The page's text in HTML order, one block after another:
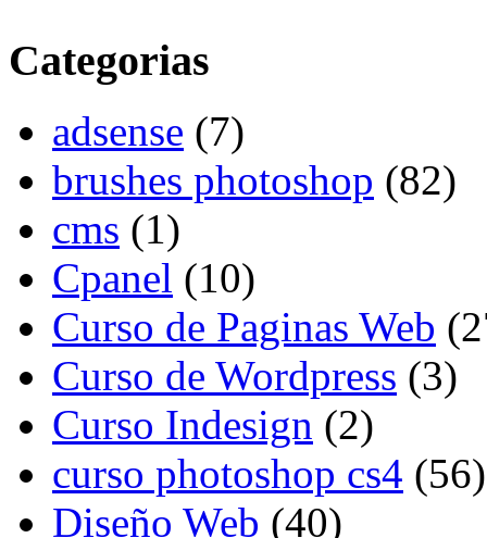
Categorias
adsense (7)
brushes photoshop (82)
cms (1)
Cpanel (10)
Curso de Paginas Web
Curso de Wordpress (3)
Curso Indesign (2)
curso photoshop cs4 (56)
Diseño Web (40)